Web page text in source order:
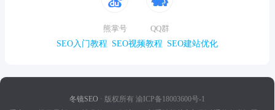
熊掌号
QQ群
SEO入门教程 SEO视频教程 SEO建站优化
冬镜SEO · 版权所有 渝ICP备18003600号-1